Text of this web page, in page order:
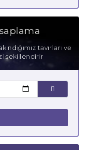
tavırları ve
şekillendirir